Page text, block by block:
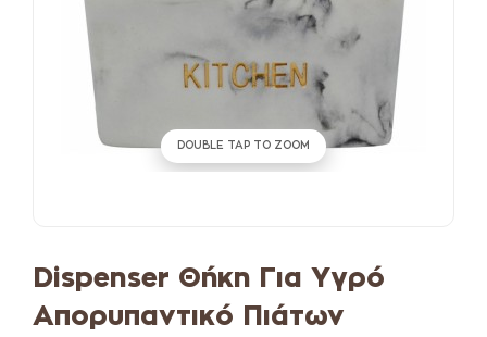
DOUBLE TAP TO ZOOM
Dispenser Θήκη Για Υγρό
Απορυπαντικό Πιάτων